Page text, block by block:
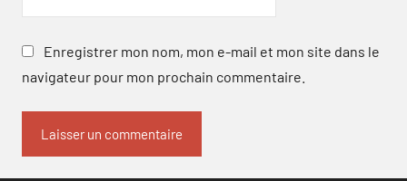
Enregistrer mon nom, mon e-mail et mon site dans le
navigateur pour mon prochain commentaire.